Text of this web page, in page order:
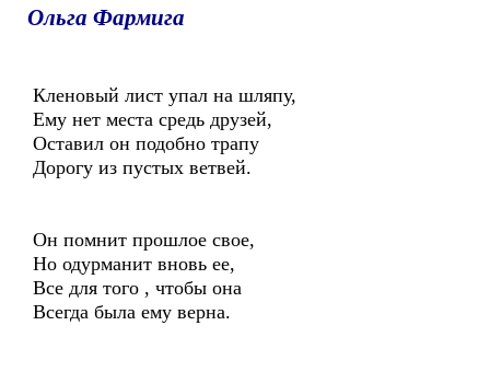
Ольга Фармига
Кленовый лист упал на шляпу,
Ему нет места средь друзей,
Оставил он подобно трапу
Дорогу из пустых ветвей.
Он помнит прошлое свое,
Но одурманит вновь ее,
Все для того , чтобы она
Всегда была ему верна.